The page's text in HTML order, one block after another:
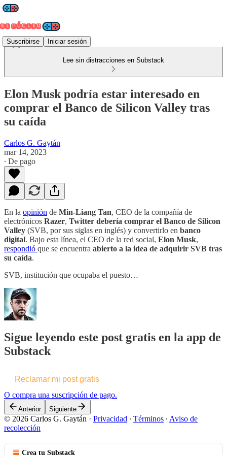
Suscribirse Iniciar sesión
Lee sin distracciones en Substack
Elon Musk podría estar interesado en
comprar el Banco de Silicon Valley tras
su caída
Carlos G. Gaytán
mar 14, 2023
∙ De pago
En la opinión de Min-Liang Tan, CEO de la compañía de
electrónicos Razer, Twitter debería comprar el Banco de Silicon
Valley (SVB, por sus siglas en inglés) y convertirlo en banco
digital. Bajo esta línea, el CEO de la red social, Elon Musk,
respondió que se encuentra abierto a la idea de adquirir SVB tras
su caída.
SVB, institución que ocupaba el puesto…
Sigue leyendo este post gratis en la app de
Substack
Reclamar mi post gratis
O compra una suscripción de pago.
Anterior Siguiente
© 2026 Carlos G. Gaytán · Privacidad ∙ Términos ∙ Aviso de
recolección
Crea tu Substack